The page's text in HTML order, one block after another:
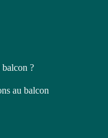
balcon ?
au balcon